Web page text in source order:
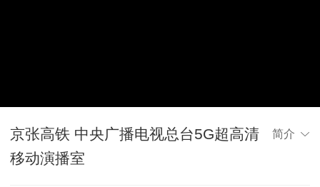
京张高铁 中央广播电视总台5G超高清
移动演播室
简介